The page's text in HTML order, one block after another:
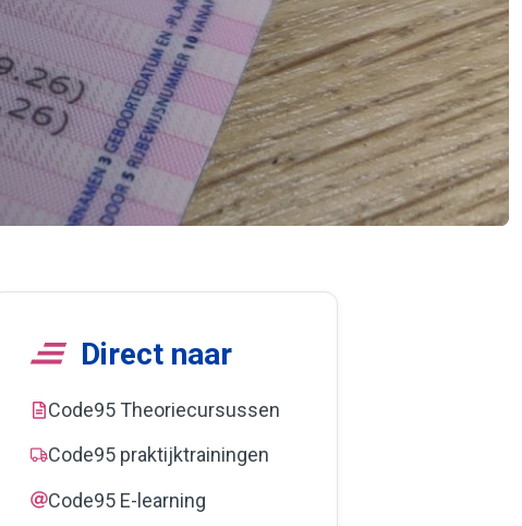
Direct naar
Code95 Theoriecursussen
Code95 praktijktrainingen
Code95 E-learning